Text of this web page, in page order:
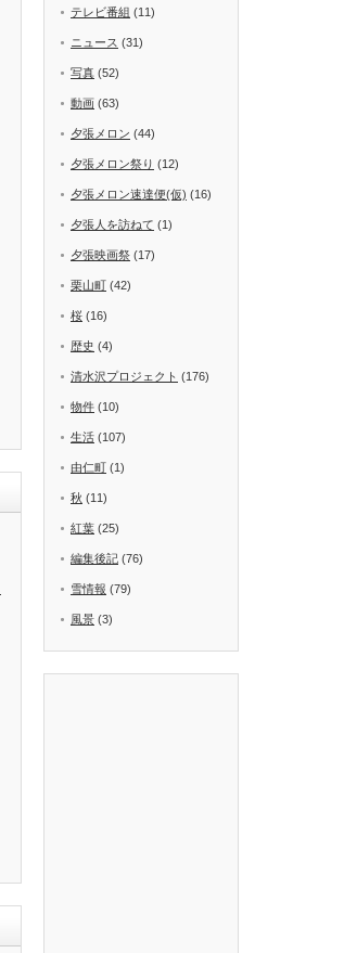
テレビ番組 (11)
ニュース (31)
写真 (52)
動画 (63)
夕張メロン (44)
夕張メロン祭り (12)
夕張メロン速達便(仮) (16)
夕張人を訪ねて (1)
夕張映画祭 (17)
栗山町 (42)
桜 (16)
歴史 (4)
清水沢プロジェクト (176)
物件 (10)
生活 (107)
由仁町 (1)
秋 (11)
紅葉 (25)
編集後記 (76)
雪情報 (79)
風景 (3)